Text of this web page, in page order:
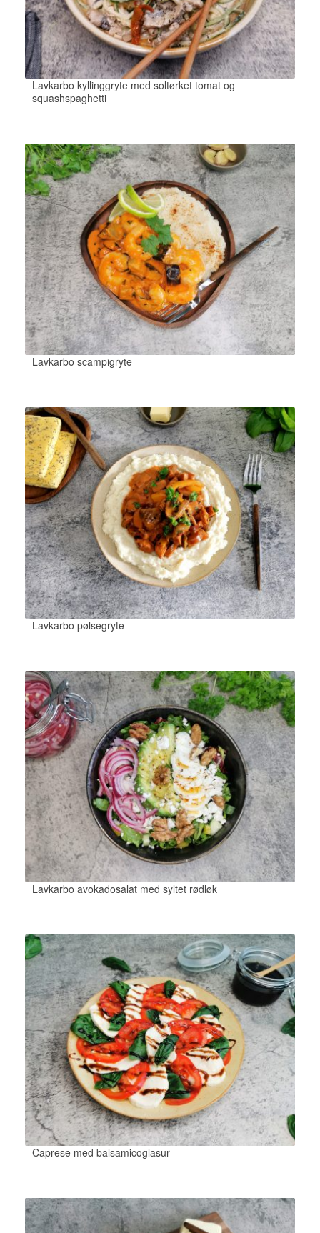
Lavkarbo kyllinggryte med soltørket tomat og
squashspaghetti
Lavkarbo scampigryte
Lavkarbo pølsegryte
Lavkarbo avokadosalat med syltet rødløk
Caprese med balsamicoglasur